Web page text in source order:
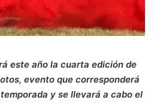
este año la cuarta edición de
evento que corresponderá
y se llevará a cabo el